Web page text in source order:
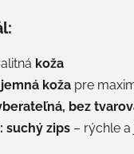
koža
jemná koža pre
bez
suchý zips – rýchle